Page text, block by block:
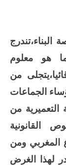
هو معلوم
من
الجماعات
من
القانونية
المغربي ومن
لهذا الغرض